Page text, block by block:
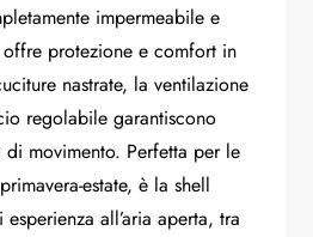
impermeabile e
offre protezione e comfort in
nastrate, la ventilazione
regolabile garantiscono
movimento. Perfetta per le
estate, è la shell
all’aria aperta, tra